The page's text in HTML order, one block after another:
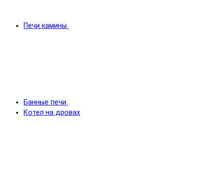
Печи камины
Банные печи
Котел на дровах